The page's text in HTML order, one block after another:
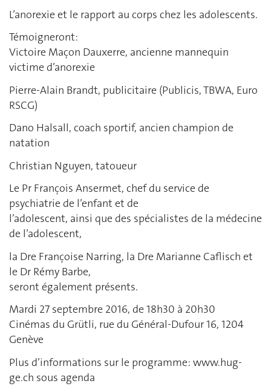
L’anorexie et le rapport au corps chez les adolescents.
Témoigneront:
Victoire Maçon Dauxerre, ancienne mannequin
victime d’anorexie
Pierre-Alain Brandt, publicitaire (Publicis, TBWA, Euro
RSCG)
Dano Halsall, coach sportif, ancien champion de
natation
Christian Nguyen, tatoueur
Le Pr François Ansermet, chef du service de
psychiatrie de l’enfant et de
l’adolescent, ainsi que des spécialistes de la médecine
de l’adolescent,
la Dre Françoise Narring, la Dre Marianne Caflisch et
le Dr Rémy Barbe,
seront également présents.
Mardi 27 septembre 2016, de 18h30 à 20h30
Cinémas du Grütli, rue du Général-Dufour 16, 1204
Genève
Plus d’informations sur le programme: www.hug-
ge.ch sous agenda